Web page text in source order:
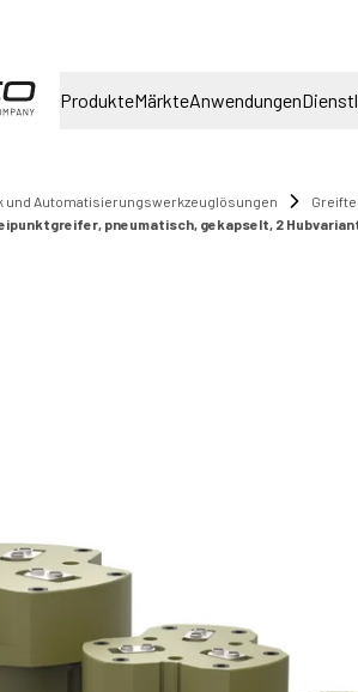
ProdukteMärkteAnwendungen
und Automatisierungswerkzeuglösungen
pneumatisch, gekapselt, 2